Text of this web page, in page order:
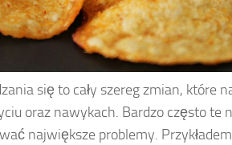
się to cały szereg zmian, które
oraz nawykach. Bardzo często te
największe problemy.